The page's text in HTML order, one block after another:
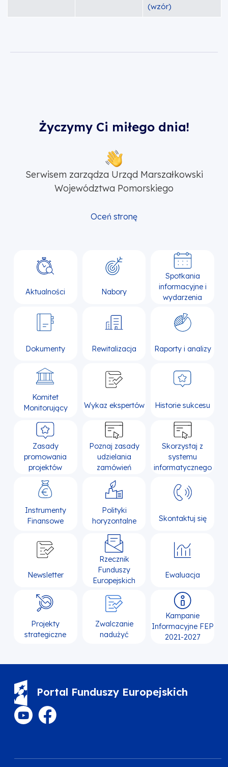
(wzór)
Życzymy Ci miłego dnia!
Serwisem zarządza Urząd Marszałkowski
Województwa Pomorskiego
Oceń stronę
Aktualności Nabory
Spotkania
informacyjne i
wydarzenia
Dokumenty Rewitalizacja Raporty i analizy
Komitet
Monitorujący
Wykaz ekspertów Historie sukcesu
Zasady
promowania
projektów
Poznaj zasady
udzielania
zamówień
Skorzystaj z
systemu
informatycznego
Instrumenty
Finansowe
Polityki
horyzontalne
Skontaktuj się
Newsletter
Rzecznik
Funduszy
Europejskich
Ewaluacja
Projekty
strategiczne
Zwalczanie
nadużyć
Kampanie
Informacyjne FEP
2021-2027
Portal Funduszy Europejskich